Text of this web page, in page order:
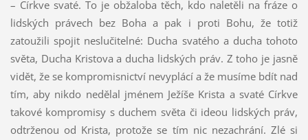
– Církve svaté. To je obžaloba těch, kdo naletěli na fráze o
lidských právech bez Boha a pak i proti Bohu, že totiž
zatoužili spojit neslučitelné: Ducha svatého a ducha tohoto
světa, Ducha Kristova a ducha lidských práv. Z toho je jasně
vidět, že se kompromisnictví nevyplácí a že musíme bdít nad
tím, aby nikdo nedělal jménem Ježíše Krista a svaté Církve
takové kompromisy s duchem světa či ideou lidských práv,
odtrženou od Krista, protože se tím nic nezachrání. Zlé si